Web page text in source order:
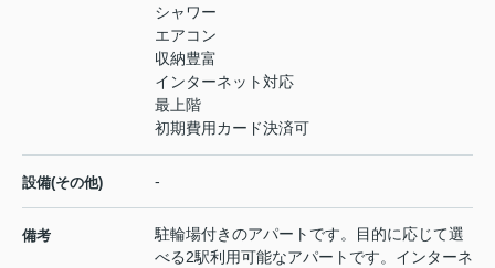
シャワー
エアコン
収納豊富
インターネット対応
最上階
初期費用カード決済可
設備(その他) -
備考
駐輪場付きのアパートです。目的に応じて選
べる2駅利用可能なアパートです。インターネ